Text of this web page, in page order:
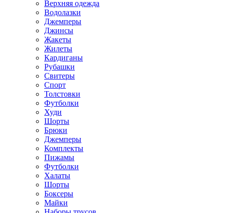
Верхняя одежда
Водолазки
Джемперы
Джинсы
Жакеты
Жилеты
Кардиганы
Рубашки
Свитеры
Спорт
Толстовки
Футболки
Худи
Шорты
Брюки
Джемперы
Комплекты
Пижамы
Футболки
Халаты
Шорты
Боксеры
Майки